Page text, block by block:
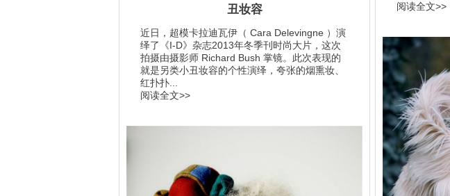
阅读全文>>
丑妆容
近日，超模卡拉迪瓦伊（ Cara Delevingne ）演
绎了《I-D》杂志2013年冬季刊时尚大片，这次
拍摄由摄影师 Richard Bush 掌镜。此次表现的
就是另类小丑妆容的个性演绎，夸张的烟熏妆、
红扑扑...
阅读全文>>